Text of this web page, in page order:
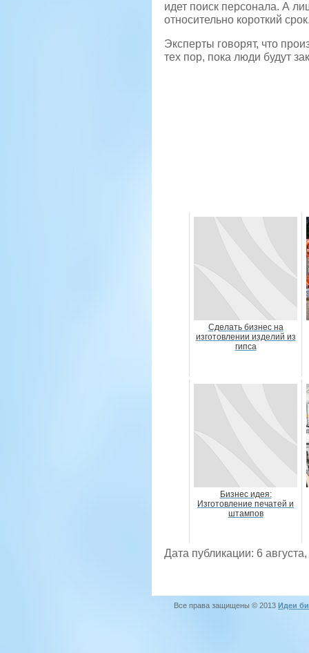
идет поиск персонала. А
относительно короткий
Эксперты говорят, что
тех пор, пока люди будут
Сделать бизнес на
изготовлении изделий из
гипса
Бизнес идея:
Изготовление печатей и
штампов
Дата публикации: 6
Все права защищены © 2013 Идеи